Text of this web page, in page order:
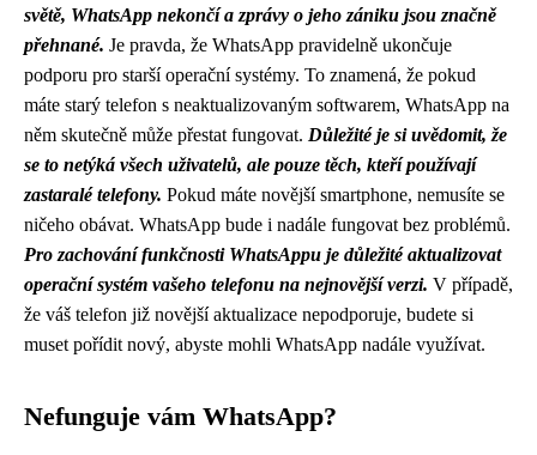
světě, WhatsApp nekončí a zprávy o jeho zániku jsou značně
přehnané. Je pravda, že WhatsApp pravidelně ukončuje
podporu pro starší operační systémy. To znamená, že pokud
máte starý telefon s neaktualizovaným softwarem, WhatsApp na
něm skutečně může přestat fungovat. Důležité je si uvědomit, že
se to netýká všech uživatelů, ale pouze těch, kteří používají
zastaralé telefony. Pokud máte novější smartphone, nemusíte se
ničeho obávat. WhatsApp bude i nadále fungovat bez problémů.
Pro zachování funkčnosti WhatsAppu je důležité aktualizovat
operační systém vašeho telefonu na nejnovější verzi. V případě,
že váš telefon již novější aktualizace nepodporuje, budete si
muset pořídit nový, abyste mohli WhatsApp nadále využívat.
Nefunguje vám WhatsApp?